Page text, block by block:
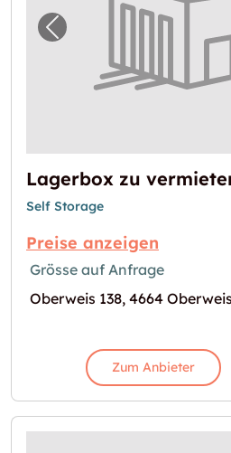
Vorheriges Bild für
Lagerbox zu
Self Storage
Preise anzeigen
Grösse auf Anfrage
Oberweis 138, 4664 Oberweis
Zum Anbieter